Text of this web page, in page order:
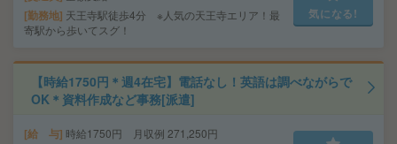
勤務地 天王寺駅徒歩4分 ※人気の天王寺エリア！最
寄駅から歩いてスグ！
気になる!
【時給1750円＊週4在宅】電話なし！英語は調べながらで
OK＊資料作成など事務[派遣]
給 与 時給1750円 月収例 271,250円